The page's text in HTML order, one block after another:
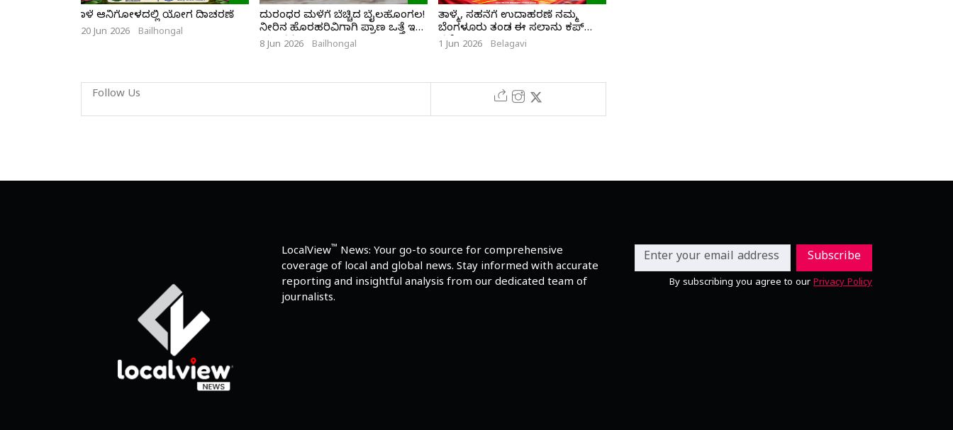
ನಾಳೆ ಆನಿಗೋಳದಲ್ಲಿ ಯೋಗ ದಿನಾಚರಣೆ
20 Jun 2026 Bailhongal
ದುರಂಧರ ಮಳೆಗೆ ಬೆಚ್ಚಿದ ಬೈಲಹೊಂಗಲ!
ನೀರಿನ ಹೊರಹರಿವಿಗಾಗಿ ಪ್ರಾಣ ಒತ್ತೆ ಇಟ್ಟ
ಯುವಕ
8 Jun 2026 Bailhongal
ತಾಳ್ಮೆ, ಸಹನೆಗೆ ಉದಾಹರಣೆ ನಮ್ಮ
ಬೆಂಗಳೂರು ತಂಡ ಈ ಸಲಾನು ಕಪ್
ನಮ್ದೆ
1 Jun 2026 Belagavi
Follow Us
LocalView™ News: Your go-to source for comprehensive
coverage of local and global news. Stay informed with accurate
reporting and insightful analysis from our dedicated team of
journalists.
Subscribe
By subscribing you agree to our Privacy Policy